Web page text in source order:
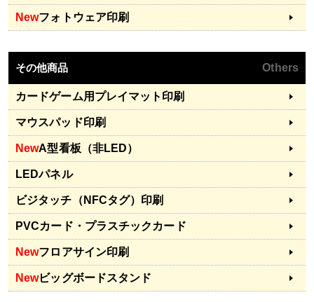
Newフォトウェア印刷
その他商品 Others
カードゲーム用プレイマット印刷
マウスパッド印刷
NewA型看板（非LED）
LEDパネル
ビジタッチ（NFCタグ）印刷
PVCカード・プラスチックカード
Newフロアサイン印刷
Newビッグボードスタンド